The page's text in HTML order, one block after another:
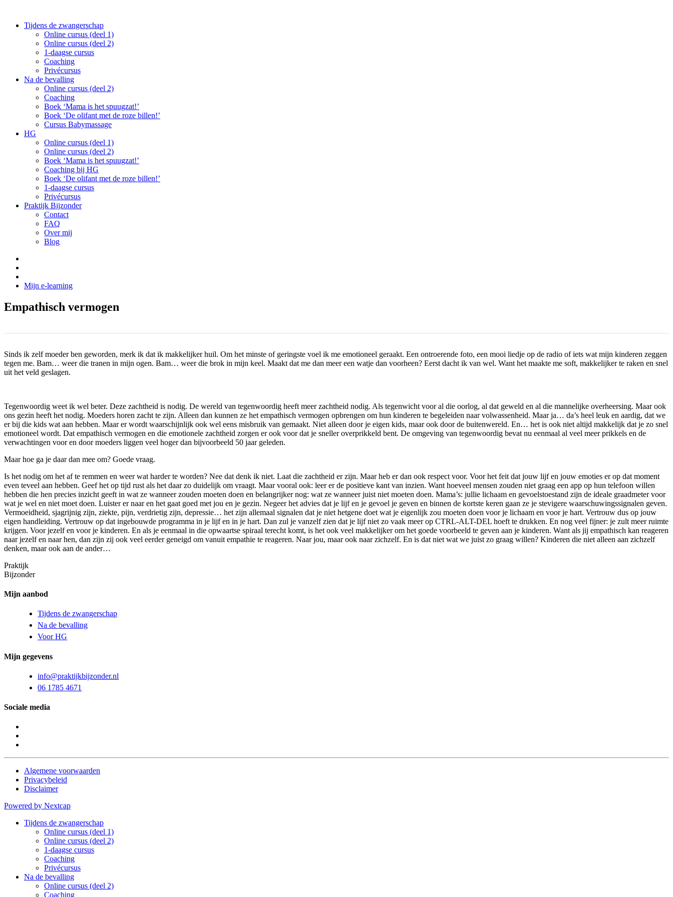
Tijdens de zwangerschap
Online cursus (deel 1)
Online cursus (deel 2)
1-daagse cursus
Coaching
Privécursus
Na de bevalling
Online cursus (deel 2)
Coaching
Boek ‘Mama is het spuugzat!’
Boek ‘De olifant met de roze billen!’
Cursus Babymassage
HG
Online cursus (deel 1)
Online cursus (deel 2)
Boek ‘Mama is het spuugzat!’
Coaching bij HG
Boek ‘De olifant met de roze billen!’
1-daagse cursus
Privécursus
Praktijk Bijzonder
Contact
FAQ
Over mij
Blog
Mijn e-learning
Empathisch vermogen
Sinds ik zelf moeder ben geworden, merk ik dat ik makkelijker huil. Om het minste of geringste voel ik me emotioneel geraakt. Een ontroerende foto, een mooi liedje op de radio of iets wat mijn kinderen zeggen
tegen me. Bam… weer die tranen in mijn ogen. Bam… weer die brok in mijn keel. Maakt dat me dan meer een watje dan voorheen? Eerst dacht ik van wel. Want het maakte me soft, makkelijker te raken en snel
uit het veld geslagen.
Tegenwoordig weet ik wel beter. Deze zachtheid is nodig. De wereld van tegenwoordig heeft meer zachtheid nodig. Als tegenwicht voor al die oorlog, al dat geweld en al die mannelijke overheersing. Maar ook
ons gezin heeft het nodig. Moeders horen zacht te zijn. Alleen dan kunnen ze het empathisch vermogen opbrengen om hun kinderen te begeleiden naar volwassenheid. Maar ja… da’s heel leuk en aardig, dat we
er bij die kids wat aan hebben. Maar er wordt waarschijnlijk ook wel eens misbruik van gemaakt. Niet alleen door je eigen kids, maar ook door de buitenwereld. En… het is ook niet altijd makkelijk dat je zo snel
emotioneel wordt. Dat empathisch vermogen en die emotionele zachtheid zorgen er ook voor dat je sneller overprikkeld bent. De omgeving van tegenwoordig bevat nu eenmaal al veel meer prikkels en de
verwachtingen voor en door moeders liggen veel hoger dan bijvoorbeeld 50 jaar geleden.
Maar hoe ga je daar dan mee om? Goede vraag.
Is het nodig om het af te remmen en weer wat harder te worden? Nee dat denk ik niet. Laat die zachtheid er zijn. Maar heb er dan ook respect voor. Voor het feit dat jouw lijf en jouw emoties er op dat moment
even teveel aan hebben. Geef het op tijd rust als het daar zo duidelijk om vraagt. Maar vooral ook: leer er de positieve kant van inzien. Want hoeveel mensen zouden niet graag een app op hun telefoon willen
hebben die hen precies inzicht geeft in wat ze wanneer zouden moeten doen en belangrijker nog: wat ze wanneer juist niet moeten doen. Mama’s: jullie lichaam en gevoelstoestand zijn de ideale graadmeter voor
wat je wel en niet moet doen. Luister er naar en het gaat goed met jou en je gezin. Negeer het advies dat je lijf en je gevoel je geven en binnen de kortste keren gaan ze je stevigere waarschuwingssignalen geven.
Vermoeidheid, sjagrijnig zijn, ziekte, pijn, verdrietig zijn, depressie… het zijn allemaal signalen dat je niet hetgene doet wat je eigenlijk zou moeten doen voor je lichaam en voor je hart. Vertrouw dus op jouw
eigen handleiding. Vertrouw op dat ingebouwde programma in je lijf en in je hart. Dan zul je vanzelf zien dat je lijf niet zo vaak meer op CTRL-ALT-DEL hoeft te drukken. En nog veel fijner: je zult meer ruimte
krijgen. Voor jezelf en voor je kinderen. En als je eenmaal in die opwaartse spiraal terecht komt, is het ook veel makkelijker om het goede voorbeeld te geven aan je kinderen. Want als jij empathisch kan reageren
naar jezelf en naar hen, dan zijn zij ook veel eerder geneigd om vanuit empathie te reageren. Naar jou, maar ook naar zichzelf. En is dat niet wat we juist zo graag willen? Kinderen die niet alleen aan zichzelf
denken, maar ook aan de ander…
Praktijk
Bijzonder
Mijn aanbod
Tijdens de zwangerschap
Na de bevalling
Voor HG
Mijn gegevens
info@praktijkbijzonder.nl
06 1785 4671
Sociale media
Algemene voorwaarden
Privacybeleid
Disclaimer
Powered by Nextcap
Tijdens de zwangerschap
Online cursus (deel 1)
Online cursus (deel 2)
1-daagse cursus
Coaching
Privécursus
Na de bevalling
Online cursus (deel 2)
Coaching